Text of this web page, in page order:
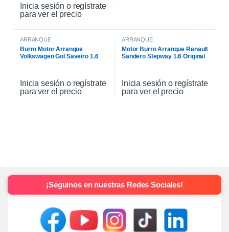
Inicia sesión o regístrate
para ver el precio
ARRANQUE
Burro Motor Arranque
Volkswagen Gol Saveiro 1.6
Inicia sesión o regístrate
para ver el precio
ARRANQUE
Motor Burro Arranque Renault
Sandero Stepway 1.6 Original
Inicia sesión o regístrate
para ver el precio
¡Seguinos en nuestras Redes Sociales!